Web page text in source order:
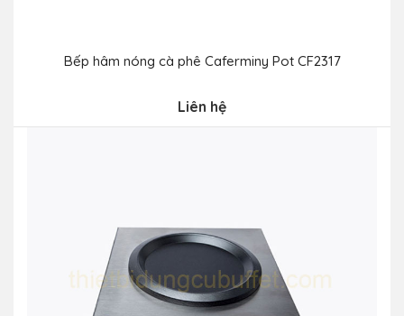
Bếp hâm nóng cà phê Caferminy Pot CF2317
Liên hệ